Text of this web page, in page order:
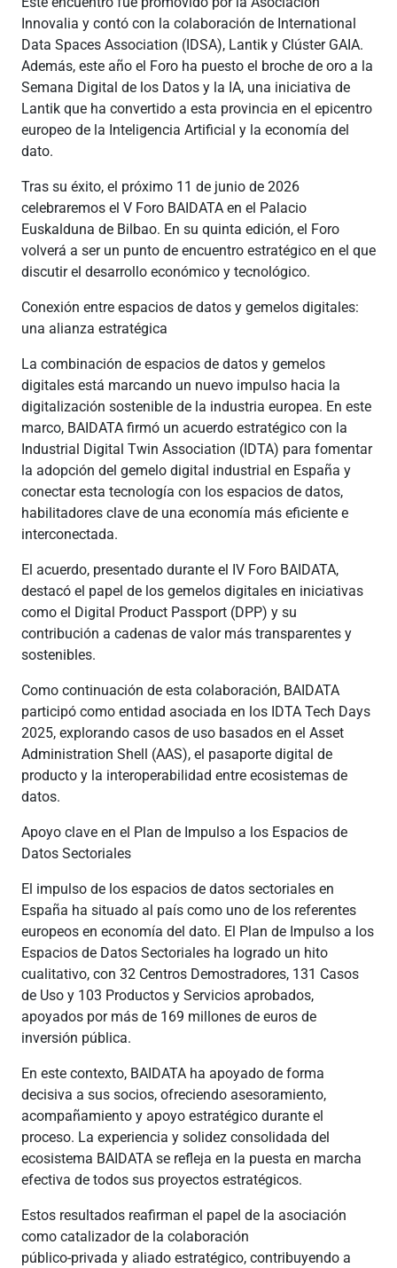
Innovalia y contó con la colaboración de International
Data Spaces Association (IDSA), Lantik y Clúster GAIA.
Además, este año el Foro ha puesto el broche de oro a la
Semana Digital de los Datos y la IA, una iniciativa de
Lantik que ha convertido a esta provincia en el epicentro
europeo de la Inteligencia Artificial y la economía del
dato.
Tras su éxito, el próximo 11 de junio de 2026
celebraremos el V Foro BAIDATA en el Palacio
Euskalduna de Bilbao. En su quinta edición, el Foro
volverá a ser un punto de encuentro estratégico en el que
discutir el desarrollo económico y tecnológico.
Conexión entre espacios de datos y gemelos digitales:
una alianza estratégica
La combinación de espacios de datos y gemelos
digitales está marcando un nuevo impulso hacia la
digitalización sostenible de la industria europea. En este
marco, BAIDATA firmó un acuerdo estratégico con la
Industrial Digital Twin Association (IDTA) para fomentar
la adopción del gemelo digital industrial en España y
conectar esta tecnología con los espacios de datos,
habilitadores clave de una economía más eficiente e
interconectada.
El acuerdo, presentado durante el IV Foro BAIDATA,
destacó el papel de los gemelos digitales en iniciativas
como el Digital Product Passport (DPP) y su
contribución a cadenas de valor más transparentes y
sostenibles.
Como continuación de esta colaboración, BAIDATA
participó como entidad asociada en los IDTA Tech Days
2025, explorando casos de uso basados en el Asset
Administration Shell (AAS), el pasaporte digital de
producto y la interoperabilidad entre ecosistemas de
datos.
Apoyo clave en el Plan de Impulso a los Espacios de
Datos Sectoriales
El impulso de los espacios de datos sectoriales en
España ha situado al país como uno de los referentes
europeos en economía del dato. El Plan de Impulso a los
Espacios de Datos Sectoriales ha logrado un hito
cualitativo, con 32 Centros Demostradores, 131 Casos
de Uso y 103 Productos y Servicios aprobados,
apoyados por más de 169 millones de euros de
inversión pública.
En este contexto, BAIDATA ha apoyado de forma
decisiva a sus socios, ofreciendo asesoramiento,
acompañamiento y apoyo estratégico durante el
proceso. La experiencia y solidez consolidada del
ecosistema BAIDATA se refleja en la puesta en marcha
efectiva de todos sus proyectos estratégicos.
Estos resultados reafirman el papel de la asociación
como catalizador de la colaboración
público‑privada y aliado estratégico, contribuyendo a